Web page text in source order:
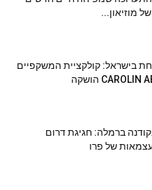
מוזיאון...
בישראל: קולקציית המשקפיים
ברמלה: חגיגת דרום
של פרו